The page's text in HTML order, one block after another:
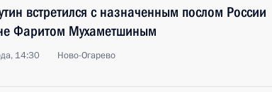
встретился с назначенным послом России
Фаритом Мухаметшиным
14:30 Ново-Огарево